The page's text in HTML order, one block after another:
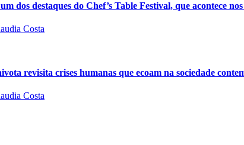
dos destaques do Chef’s Table Festival, que acontece
Costa
revisita crises humanas que ecoam na sociedade
Costa